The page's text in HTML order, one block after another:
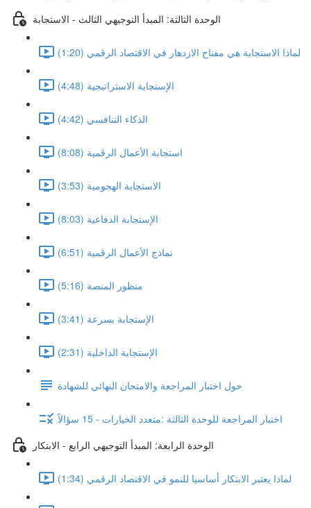
الوحدة الثالثة: المبدأ التوجيهي الثالث - الاستجابة
لماذا الاستجابة هي مفتاح الازدهار في الاقتصاد الرقمي (1:20)
الإستجابة الاستراتيجية (4:48)
الذكاء التنافسي (4:42)
استجابة الأعمال الرقمية (8:08)
الاستجابة الهجومية (3:53)
الإستجابة الدفاعية (8:03)
نماذج الأعمال الرقمية (6:51)
منظور المنصة (5:16)
الإستجابة بسرعة (3:41)
الإستجابة الداخلية (2:31)
حول اختبار المراجعة والامتحان النهائي للشهادة
اختبار المراجعة للوحدة الثالثة :متعدد الخيارات - 15 سؤالاً
الوحدة الرابعة: المبدأ التوجيهي الرابع - الابتكار
لماذا يعتبر الابتكار أساسيا للنمو في الاقتصاد الرقمي (1:34)